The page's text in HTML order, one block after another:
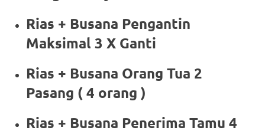
Rias + Busana Pengantin
Maksimal 3 X Ganti
Rias + Busana Orang Tua 2
Pasang ( 4 orang )
Rias + Busana Penerima Tamu 4